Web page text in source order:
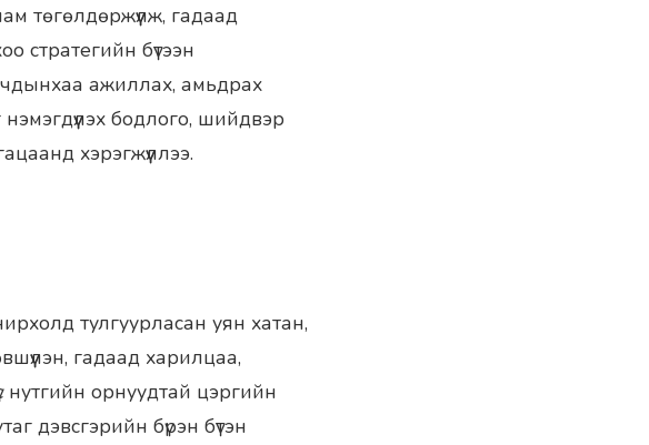
төгөлдөржүүлж, гадаад
стратегийн бүтээн
ажиллах, амьдрах
бодлого, шийдвэр
хэрэгжүүллээ.
тулгуурласан уян хатан,
гадаад харилцаа,
нутгийн орнуудтай цэргийн
дэвсгэрийн бүрэн бүтэн